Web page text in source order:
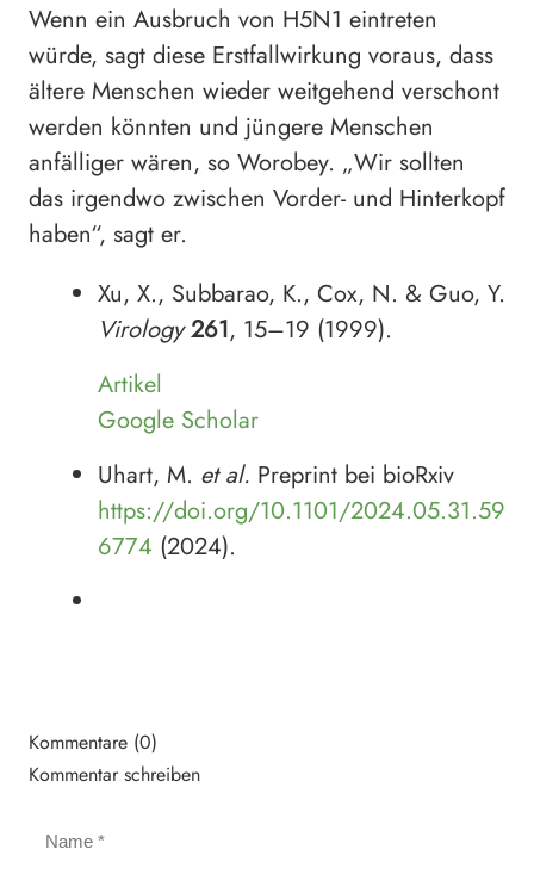
Wenn ein Ausbruch von H5N1 eintreten
würde, sagt diese Erstfallwirkung voraus, dass
ältere Menschen wieder weitgehend verschont
werden könnten und jüngere Menschen
anfälliger wären, so Worobey. „Wir sollten
das irgendwo zwischen Vorder- und Hinterkopf
haben“, sagt er.
Xu, X., Subbarao, K., Cox, N. & Guo, Y.
Virology 261, 15–19 (1999).
Artikel
Google Scholar
Uhart, M. et al. Preprint bei bioRxiv
https://doi.org/10.1101/2024.05.31.59
6774 (2024).
Kommentare (0)
Kommentar schreiben